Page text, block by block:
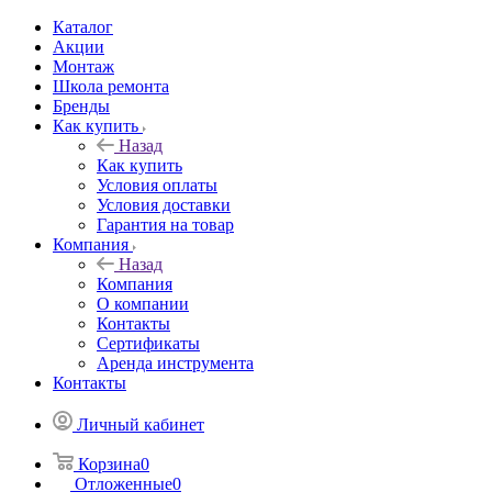
Каталог
Акции
Монтаж
Школа ремонта
Бренды
Как купить
Назад
Как купить
Условия оплаты
Условия доставки
Гарантия на товар
Компания
Назад
Компания
О компании
Контакты
Сертификаты
Аренда инструмента
Контакты
Личный кабинет
Корзина0
Отложенные0